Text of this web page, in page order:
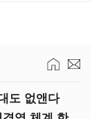
도 없앤다